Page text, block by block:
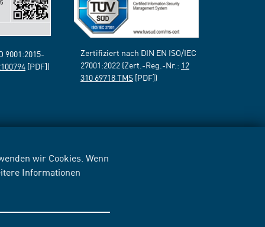
wir Cookies. Wenn
Informationen
9001:2015-
[PDF])
Zertifiziert nach DIN EN ISO/IEC
27001:2022 (Zert.-Reg.-Nr.: 12
310 69718 TMS [PDF])